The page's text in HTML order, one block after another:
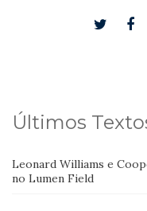
Últimos
Leonard Williams e
no Lumen Field